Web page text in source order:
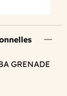
GRENADE